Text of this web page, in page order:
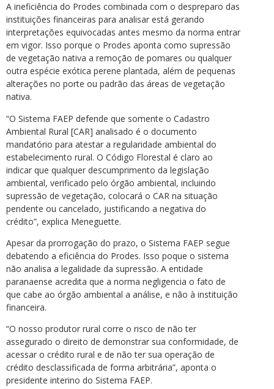
A ineficiência do Prodes combinada com o despreparo das
instituições financeiras para analisar está gerando
interpretações equivocadas antes mesmo da norma entrar
em vigor. Isso porque o Prodes aponta como supressão
de vegetação nativa a remoção de pomares ou qualquer
outra espécie exótica perene plantada, além de pequenas
alterações no porte ou padrão das áreas de vegetação
nativa.
“O Sistema FAEP defende que somente o Cadastro
Ambiental Rural [CAR] analisado é o documento
mandatório para atestar a regularidade ambiental do
estabelecimento rural. O Código Florestal é claro ao
indicar que qualquer descumprimento da legislação
ambiental, verificado pelo órgão ambiental, incluindo
supressão de vegetação, colocará o CAR na situação
pendente ou cancelado, justificando a negativa do
crédito”, explica Meneguette.
Apesar da prorrogação do prazo, o Sistema FAEP segue
debatendo a eficiência do Prodes. Isso poque o sistema
não analisa a legalidade da supressão. A entidade
paranaense acredita que a norma negligencia o fato de
que cabe ao órgão ambiental a análise, e não à instituição
financeira.
“O nosso produtor rural corre o risco de não ter
assegurado o direito de demonstrar sua conformidade, de
acessar o crédito rural e de não ter sua operação de
crédito desclassificada de forma arbitrária”, aponta o
presidente interino do Sistema FAEP.